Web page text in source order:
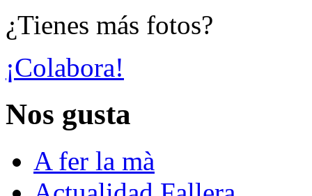
¿Tienes más fotos?
¡Colabora!
Nos gusta
A fer la mà